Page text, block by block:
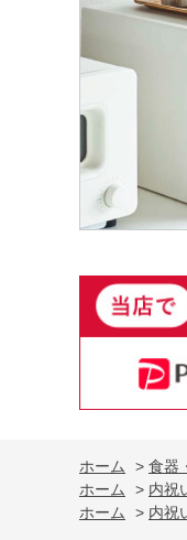
ホーム > 食器
ホーム
> 内祝
ホーム
> 内祝